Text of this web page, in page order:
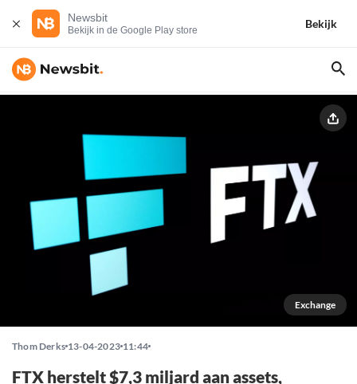
Newsbit
Bekijk in de Google Play store
Bekijk
Exchange
Thom Derks 13-04-2023 11:44
FTX herstelt $7,3 miljard aan assets,